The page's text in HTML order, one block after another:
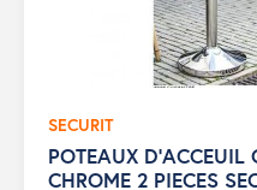
SECURIT
POTEAUX D'ACCEUIL
CHROME 2 PIECES